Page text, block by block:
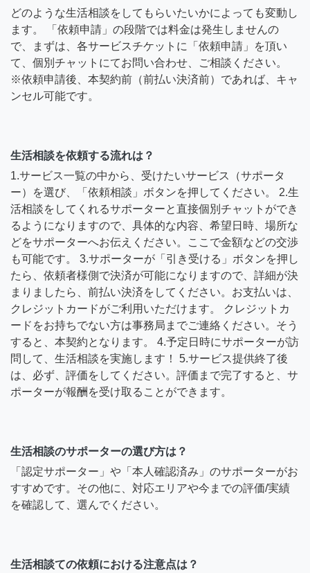
どのような生活相談をしてもらいたいかによっても変動し
ます。 「依頼申請」の段階では料金は発生しませんの
で、まずは、各サービスチケットに「依頼申請」を頂い
て、個別チャットにてお問い合わせ、ご相談ください。
※依頼申請後、本契約前（前払い決済前）であれば、キャ
ンセル可能です。
生活相談を依頼する流れは？
1.サービス一覧の中から、受けたいサービス（サポータ
ー）を選び、「依頼相談」ボタンを押してください。 2.生
活相談をしてくれるサポーターと直接個別チャットができ
るようになりますので、具体的な内容、希望日時、場所な
どをサポーターへお伝えください。ここで金額などの交渉
も可能です。 3.サポーターが「引き受ける」ボタンを押し
たら、依頼者様側で決済が可能になりますので、詳細が決
まりましたら、前払い決済をしてください。お支払いは、
クレジットカードがご利用いただけます。 クレジットカ
ードをお持ちでない方は事務局までご連絡ください。そう
すると、本契約となります。 4.予定日時にサポーターが訪
問して、生活相談を実施します！ 5.サービス提供終了後
は、必ず、評価をしてください。評価まで完了すると、サ
ポーターが報酬を受け取ることができます。
生活相談のサポーターの選び方は？
「認定サポーター」や「本人確認済み」のサポーターがお
すすめです。その他に、対応エリアや今までの評価/実績
を確認して、選んでください。
生活相談ての依頼における注意点は？